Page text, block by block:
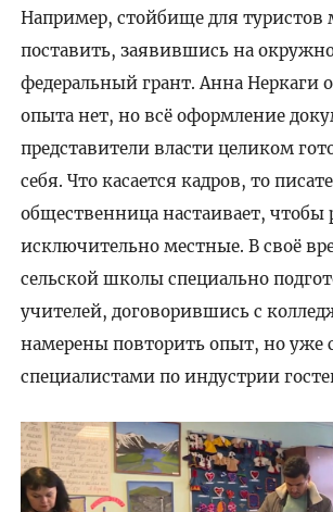
Например, стойбище для
поставить, заявившись на
федеральный грант. Анна Неркаги
опыта нет, но всё оформление
представители власти целиком
себя. Что касается кадров, то
общественница настаивает, чтобы
исключительно местные. В своё
сельской школы специально
учителей, договорившись с
намерены повторить опыт, но уже
специалистами по индустрии